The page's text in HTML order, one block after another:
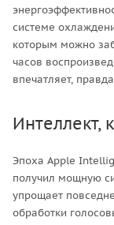
системе
которым можно
часов
впечатляет,
Интеллект,
Эпоха Apple
получил мощную
упрощает
обработки